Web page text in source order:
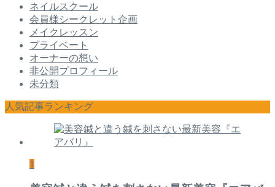
ネイルスクール
会員様シークレット企画
メイクレッスン
プライベート
オーナーの想い
非公開プロフィール
未分類
人気記事ランキング
1